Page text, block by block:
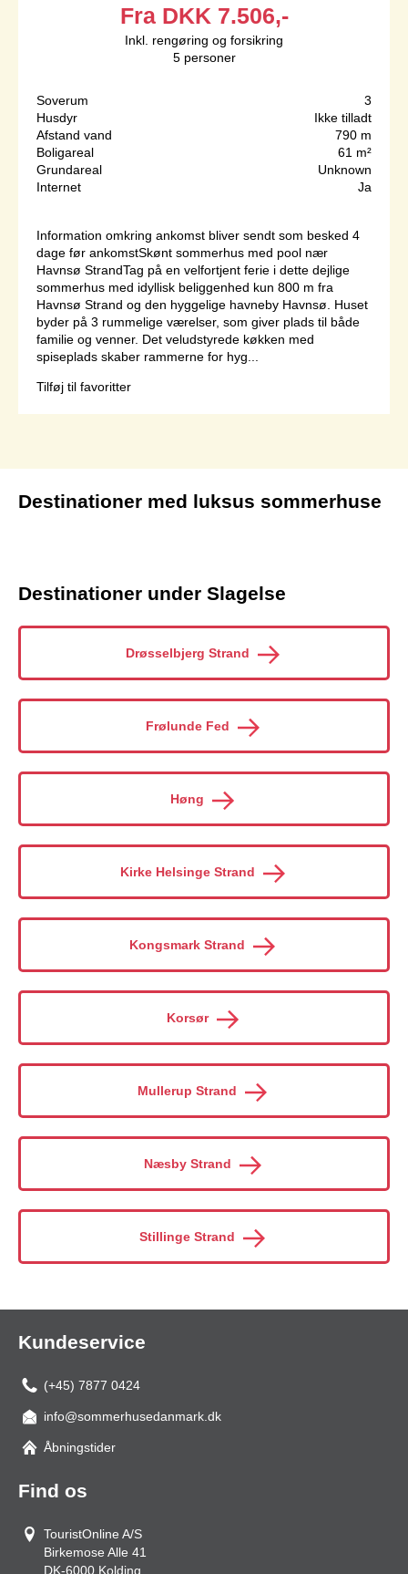
Fra DKK 7.506,-
Inkl. rengøring og forsikring
5 personer
Soverum
3
Husdyr
Ikke tilladt
Afstand vand
790 m
Boligareal
61 m²
Grundareal
Unknown
Internet
Ja
Information omkring ankomst bliver sendt som besked 4
dage før ankomstSkønt sommerhus med pool nær
Havnsø StrandTag på en velfortjent ferie i dette dejlige
sommerhus med idyllisk beliggenhed kun 800 m fra
Havnsø Strand og den hyggelige havneby Havnsø. Huset
byder på 3 rummelige værelser, som giver plads til både
familie og venner. Det veludstyrede køkken med
spiseplads skaber rammerne for hyg...
Tilføj til favoritter
Destinationer med luksus sommerhuse
Destinationer under Slagelse
Drøsselbjerg Strand
Frølunde Fed
Høng
Kirke Helsinge Strand
Kongsmark Strand
Korsør
Mullerup Strand
Næsby Strand
Stillinge Strand
Kundeservice
(+45) 7877 0424
info@sommerhusedanmark.dk
Åbningstider
Find os
TouristOnline A/S
Birkemose Alle 41
DK-6000 Kolding